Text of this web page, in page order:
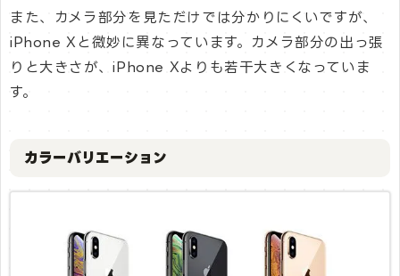
また、カメラ部分を見ただけでは分かりにくいですが、
iPhone Xと微妙に異なっています。カメラ部分の出っ張
りと大きさが、iPhone Xよりも若干大きくなっていま
す。
カラーバリエーション